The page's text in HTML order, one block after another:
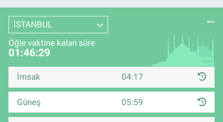
İSTANBUL
Öğle vaktine kalan süre
01:46:28
İmsak 04:17
Güneş 05:59